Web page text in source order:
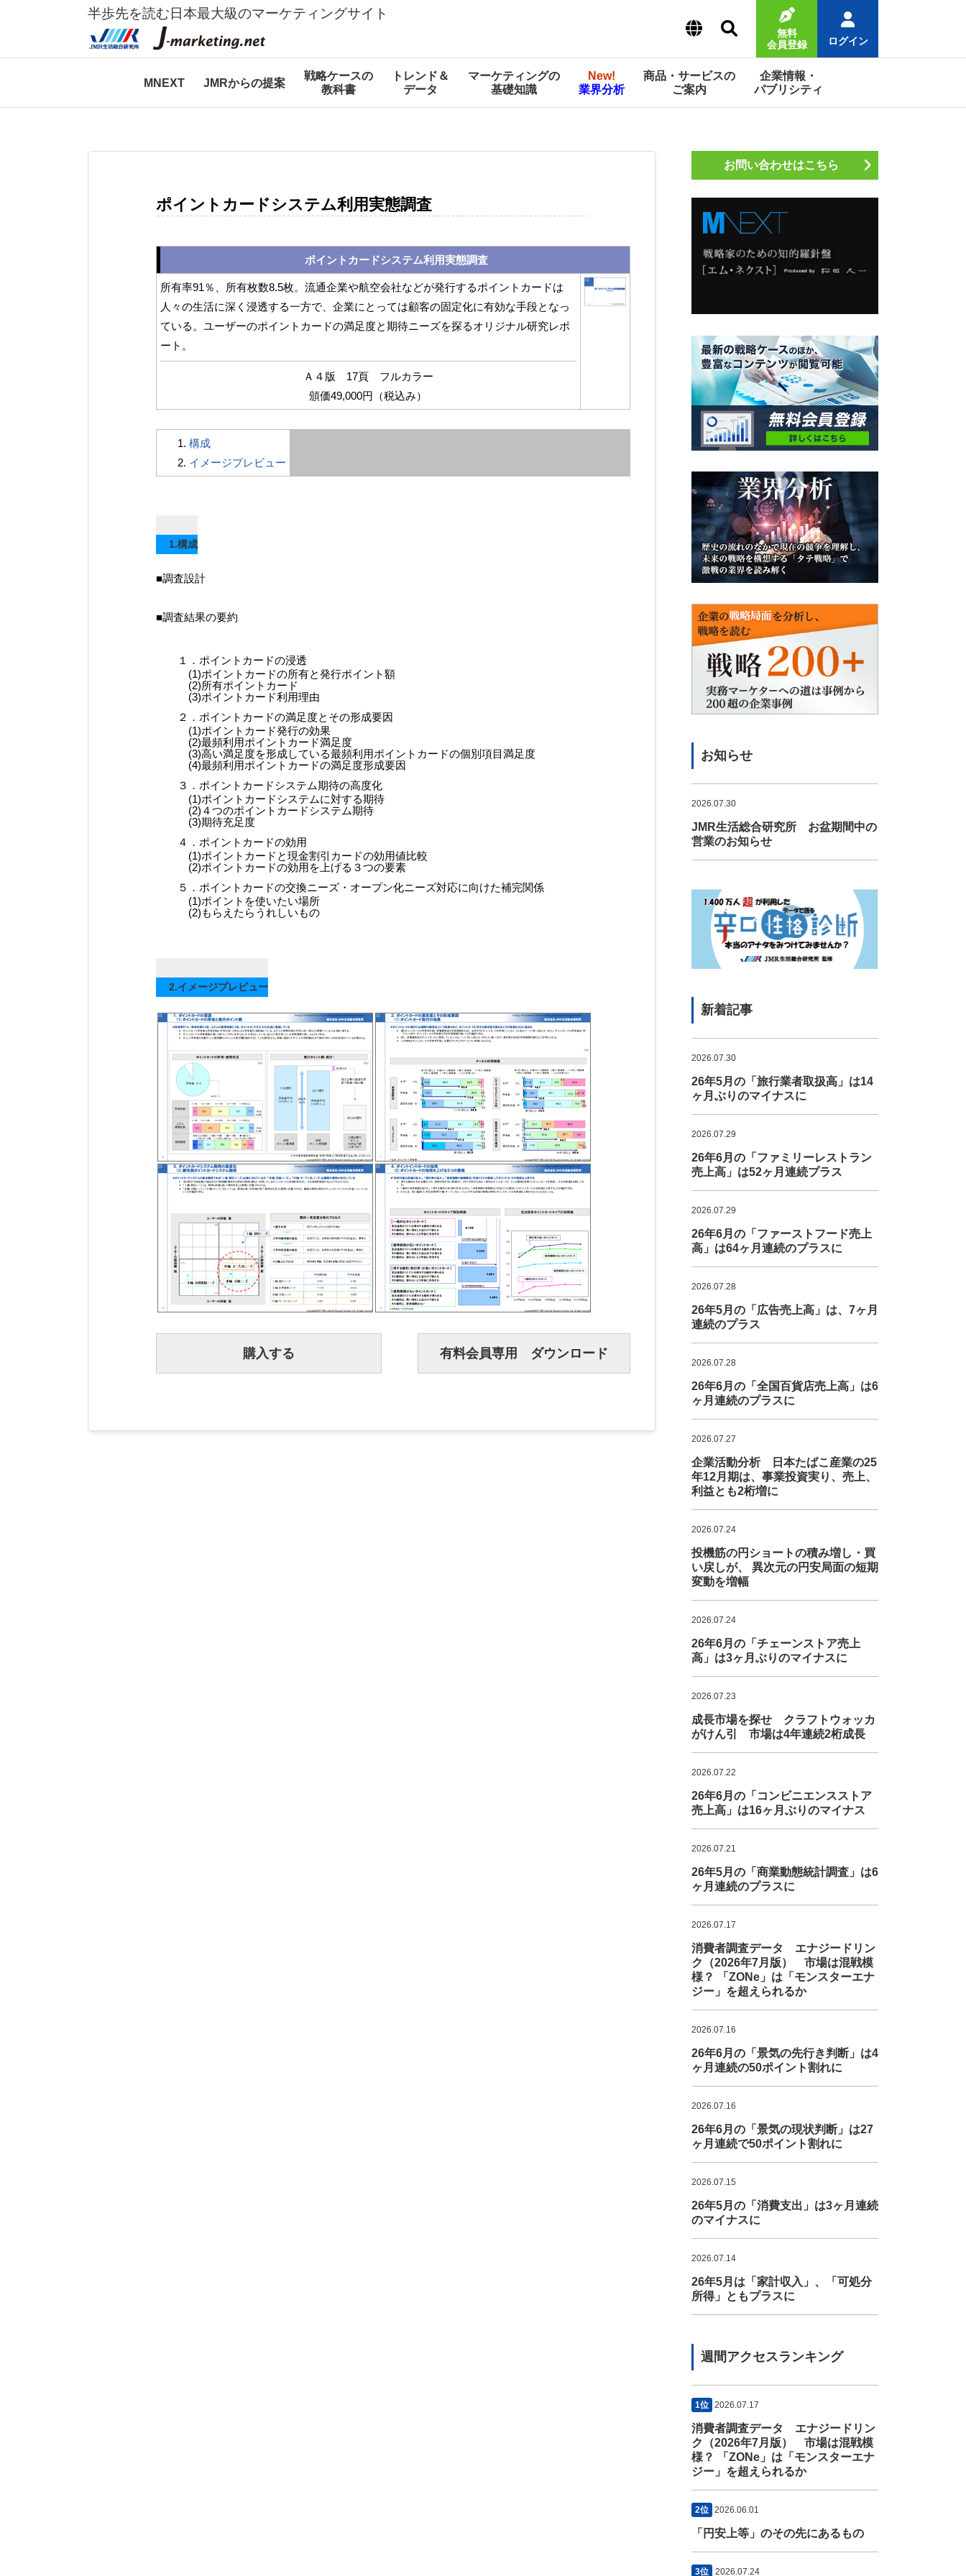
半歩先を読む日本最大級のマーケティングサイト
無料
会員登録
ログイン
MNEXT JMRからの提案
戦略ケースの
教科書
トレンド＆
データ
マーケティングの
基礎知識
New!
業界分析
商品・サービスの
ご案内
企業情報・
パブリシティ
ポイントカードシステム利用実態調査
ポイントカードシステム利用実態調査
所有率91％、所有枚数8.5枚。流通企業や航空会社などが発行するポイントカードは
人々の生活に深く浸透する一方で、企業にとっては顧客の固定化に有効な手段となっ
ている。ユーザーのポイントカードの満足度と期待ニーズを探るオリジナル研究レポ
ート。
Ａ４版 17頁 フルカラー
頒価49,000円（税込み）
構成
イメージプレビュー
1.構成
■調査設計
■調査結果の要約
１．ポイントカードの浸透
(1)ポイントカードの所有と発行ポイント額
(2)所有ポイントカード
(3)ポイントカード利用理由
２．ポイントカードの満足度とその形成要因
(1)ポイントカード発行の効果
(2)最頻利用ポイントカード満足度
(3)高い満足度を形成している最頻利用ポイントカードの個別項目満足度
(4)最頻利用ポイントカードの満足度形成要因
３．ポイントカードシステム期待の高度化
(1)ポイントカードシステムに対する期待
(2)４つのポイントカードシステム期待
(3)期待充足度
４．ポイントカードの効用
(1)ポイントカードと現金割引カードの効用値比較
(2)ポイントカードの効用を上げる３つの要素
５．ポイントカードの交換ニーズ・オープン化ニーズ対応に向けた補完関係
(1)ポイントを使いたい場所
(2)もらえたらうれしいもの
2.イメージプレビュー
お問い合わせはこちら
お知らせ
2026.07.30
JMR生活総合研究所 お盆期間中の
営業のお知らせ
新着記事
2026.07.30
26年5月の「旅行業者取扱高」は14
ヶ月ぶりのマイナスに
2026.07.29
26年6月の「ファミリーレストラン
売上高」は52ヶ月連続プラス
2026.07.29
26年6月の「ファーストフード売上
高」は64ヶ月連続のプラスに
2026.07.28
26年5月の「広告売上高」は、7ヶ月
連続のプラス
2026.07.28
26年6月の「全国百貨店売上高」は6
ヶ月連続のプラスに
2026.07.27
企業活動分析 日本たばこ産業の25
年12月期は、事業投資実り、売上、
利益とも2桁増に
2026.07.24
投機筋の円ショートの積み増し・買
い戻しが、 異次元の円安局面の短期
変動を増幅
2026.07.24
26年6月の「チェーンストア売上
高」は3ヶ月ぶりのマイナスに
2026.07.23
成長市場を探せ クラフトウォッカ
がけん引 市場は4年連続2桁成長
2026.07.22
26年6月の「コンビニエンスストア
売上高」は16ヶ月ぶりのマイナス
2026.07.21
26年5月の「商業動態統計調査」は6
ヶ月連続のプラスに
2026.07.17
消費者調査データ エナジードリン
ク（2026年7月版） 市場は混戦模
様？ 「ZONe」は「モンスターエナ
ジー」を超えられるか
2026.07.16
26年6月の「景気の先行き判断」は4
ヶ月連続の50ポイント割れに
2026.07.16
26年6月の「景気の現状判断」は27
ヶ月連続で50ポイント割れに
2026.07.15
26年5月の「消費支出」は3ヶ月連続
のマイナスに
2026.07.14
26年5月は「家計収入」、「可処分
所得」ともプラスに
週間アクセスランキング
1位 2026.07.17
消費者調査データ エナジードリン
ク（2026年7月版） 市場は混戦模
様？ 「ZONe」は「モンスターエナ
ジー」を超えられるか
2位 2026.06.01
「円安上等」のその先にあるもの
3位 2026.07.24